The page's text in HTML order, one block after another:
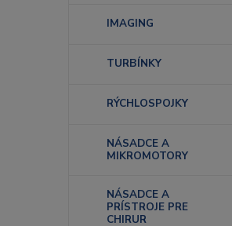
IMAGING
TURBÍNKY
RÝCHLOSPOJKY
NÁSADCE A
MIKROMOTORY
NÁSADCE A
PRÍSTROJE PRE
CHIRUR